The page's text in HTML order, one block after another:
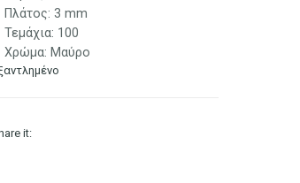
Πλάτος: 3 mm
Τεμάχια: 100
Χρώμα: Μαύρο
it: